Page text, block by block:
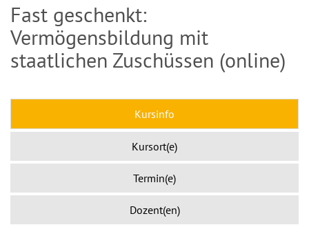
Fast geschenkt:
Vermögensbildung mit
staatlichen Zuschüssen (online)
Kursinfo
Kursort(e)
Termin(e)
Dozent(en)